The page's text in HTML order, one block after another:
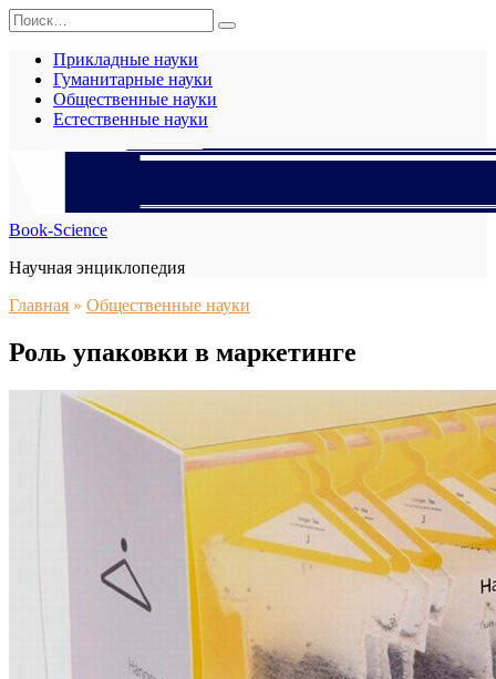
Перейти
к
содержанию
Search
for:
Прикладные науки
Гуманитарные науки
Общественные науки
Естественные науки
Book-Science
Научная энциклопедия
Главная » Общественные науки
Роль упаковки в маркетинге